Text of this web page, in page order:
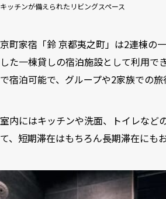
キッチンが備えられたリビングスペース
京町家宿「鈴 京都夷之町」は2連棟の
した一棟貸しの宿泊施設として利用で
で宿泊可能で、グループや2家族での旅
室内にはキッチンや洗面、トイレなど
て、短期滞在はもちろん長期滞在にも